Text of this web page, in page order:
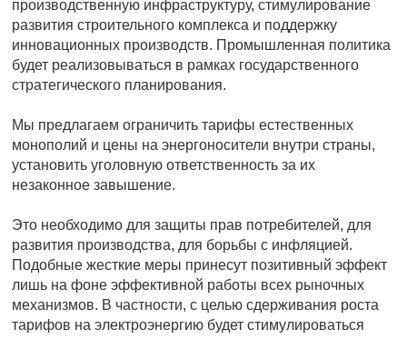
производственную инфраструктуру, стимулирование
развития строительного комплекса и поддержку
инновационных производств. Промышленная политика
будет реализовываться в рамках государственного
стратегического планирования.
Мы предлагаем ограничить тарифы естественных
монополий и цены на энергоносители внутри страны,
установить уголовную ответственность за их
незаконное завышение.
Это необходимо для защиты прав потребителей, для
развития производства, для борьбы с инфляцией.
Подобные жесткие меры принесут позитивный эффект
лишь на фоне эффективной работы всех рыночных
механизмов. В частности, с целью сдерживания роста
тарифов на электроэнергию будет стимулироваться